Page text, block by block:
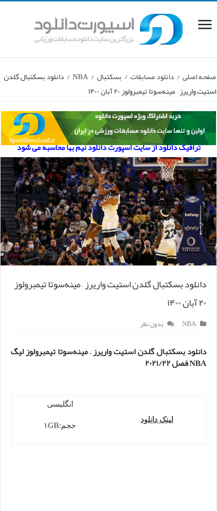
صفحه اصلی / دانلود مسابقات / بسکتبال /
NBA
/ دانلود بسکتبال گلدن
استیت واریرز – مینه‌سوتا تیمبرولوز ۲۰ آبان ۱۴۰۰
ترافیک دانلود از سایت اسپورت دانلود نیم بها محاسبه می شود
دانلود بسکتبال گلدن استیت واریرز – مینه‌سوتا تیمبرولوز
۲۰ آبان ۱۴۰۰
NBA بدون نظر
دانلود بسکتبال گلدن استیت واریرز – مینه‌سوتا تیمبرولوز لیگ
NBA فصل ۲۰۲۱/۲۲
لینک دانلود
انگلیسی
حجم:۱GB